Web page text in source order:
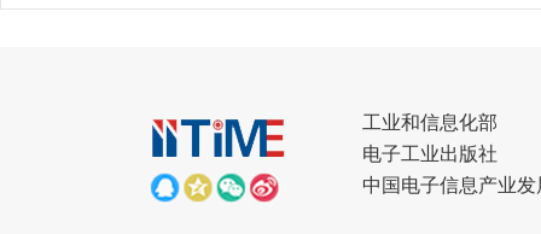
工业和信息化部
电子工业出版社
中国电子信息产业